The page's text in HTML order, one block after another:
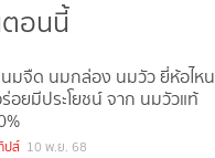
อนนี้
มจืด นมกล่อง นมวัว ยี่ห้อไหน
อยมีประโยชน์ จาก นมวัวแท้
ปส์ 10 พ.ย. 68